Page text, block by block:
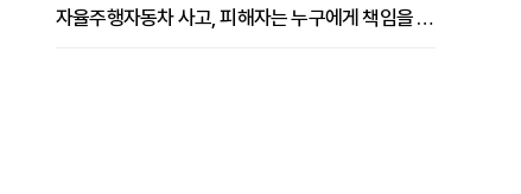
자율주행자동차 사고, 피해자는 누구에게 책임을 물을 수 있을까